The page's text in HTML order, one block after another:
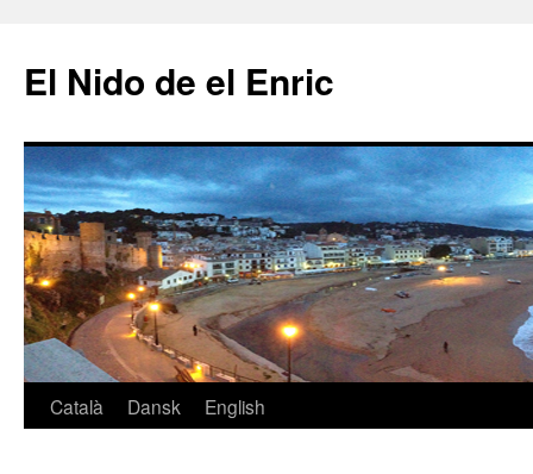
contenido
El Nido de el Enric
Català Dansk English